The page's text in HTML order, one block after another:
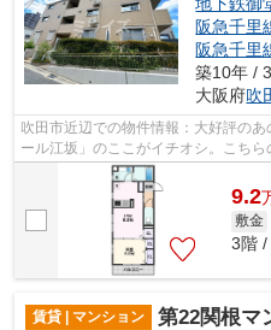
阪急千里
阪急千里
築10年 /
大阪府吹
吹田市近辺での物件情報：大好評の
ール江坂」のここがイチオシ。こち
使える鉄骨造はいかがですか。ミライ
9.2
敷金
3階 /
賃貸 | マンション 第22関根マ